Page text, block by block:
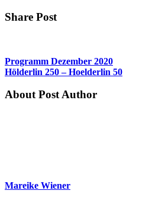
Share Post
Programm Dezember 2020
Hölderlin 250 – Hoelderlin 50
About Post Author
Mareike Wiener